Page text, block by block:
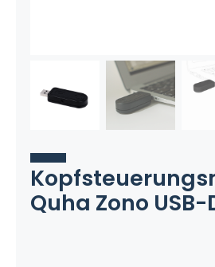
Quha Zono